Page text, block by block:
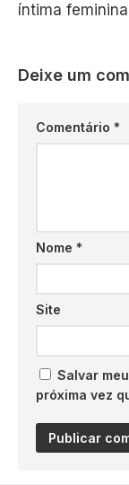
íntima feminina
Deixe um
Comentário *
Nome *
Site
Salvar
próxima vez